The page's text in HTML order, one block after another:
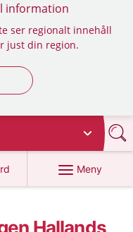
information
ser regionalt innehåll
just din region.
Meny
Hallands